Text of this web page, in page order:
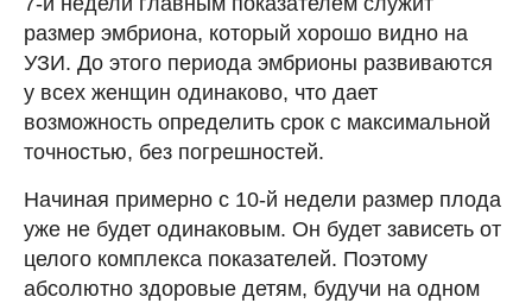
размер эмбриона, который хорошо видно на
УЗИ. До этого периода эмбрионы развиваются
у всех женщин одинаково, что дает
возможность определить срок с максимальной
точностью, без погрешностей.
Начиная примерно с 10-й недели размер плода
уже не будет одинаковым. Он будет зависеть от
целого комплекса показателей. Поэтому
абсолютно здоровые детям, будучи на одном